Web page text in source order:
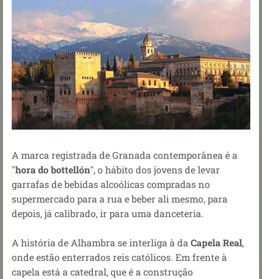
A marca registrada de Granada contemporânea é a
"hora do bottellón", o hábito dos jovens de levar
garrafas de bebidas alcoólicas compradas no
supermercado para a rua e beber ali mesmo, para
depois, já calibrado, ir para uma danceteria.
A história de Alhambra se interliga à daCapela Real,
onde estão enterrados reis católicos. Em frente à
capela está a catedral, que é a construção